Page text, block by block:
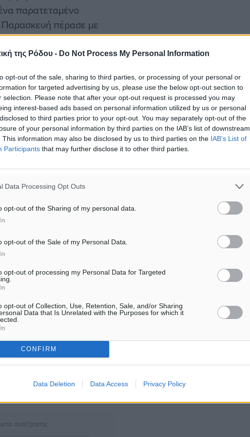
της Ρόδου - Do Not Process My Personal Information
opt-out of the sale, sharing to third parties, or processing of your personal or
for targeted advertising by us, please use the below opt-out section to
selection. Please note that after your opt-out request is processed you may
interest-based ads based on personal information utilized by us or personal
to third parties prior to your opt-out. You may separately opt-out of the
of your personal information by third parties on the IAB’s list of downstream
This information may also be disclosed by us to third parties on the IAB’s List of
Participants that may further disclose it to other third parties.
Data Processing Opt Outs
opt-out of the Sharing of my personal data.
opt-out of the Sale of my Personal Data.
opt-out of processing my Personal Data for Targeted
opt-out of Collection, Use, Retention, Sale, and/or Sharing
Data that Is Unrelated with the Purposes for which it
CONFIRM
Data Deletion Data Access Privacy Policy
παρατεταμένο
Παρασκευή πέρασε με
για βαθμούς), η
την έχει διατηρήσει
να εμφανίζονται
πόδια τους, προκειμένου
του ματς με τους
συνθήκη για να γεμίσει
του Φοίβου
τον τρόπο να μην
προσπάθειά τους.
και οι παίκτες του
ενεργοποίησης,
– τις οποίες έχει
από τον αγώνα του
φέτος, ενώ στο
στον ώμο ο Μάριος
αναζήτησης